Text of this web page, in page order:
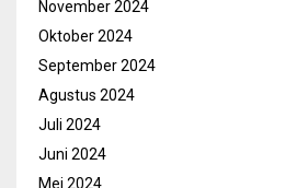
November 2024
Oktober 2024
September 2024
Agustus 2024
Juli 2024
Juni 2024
Mei 2024